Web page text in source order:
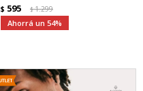
$ 595 $1.299
54